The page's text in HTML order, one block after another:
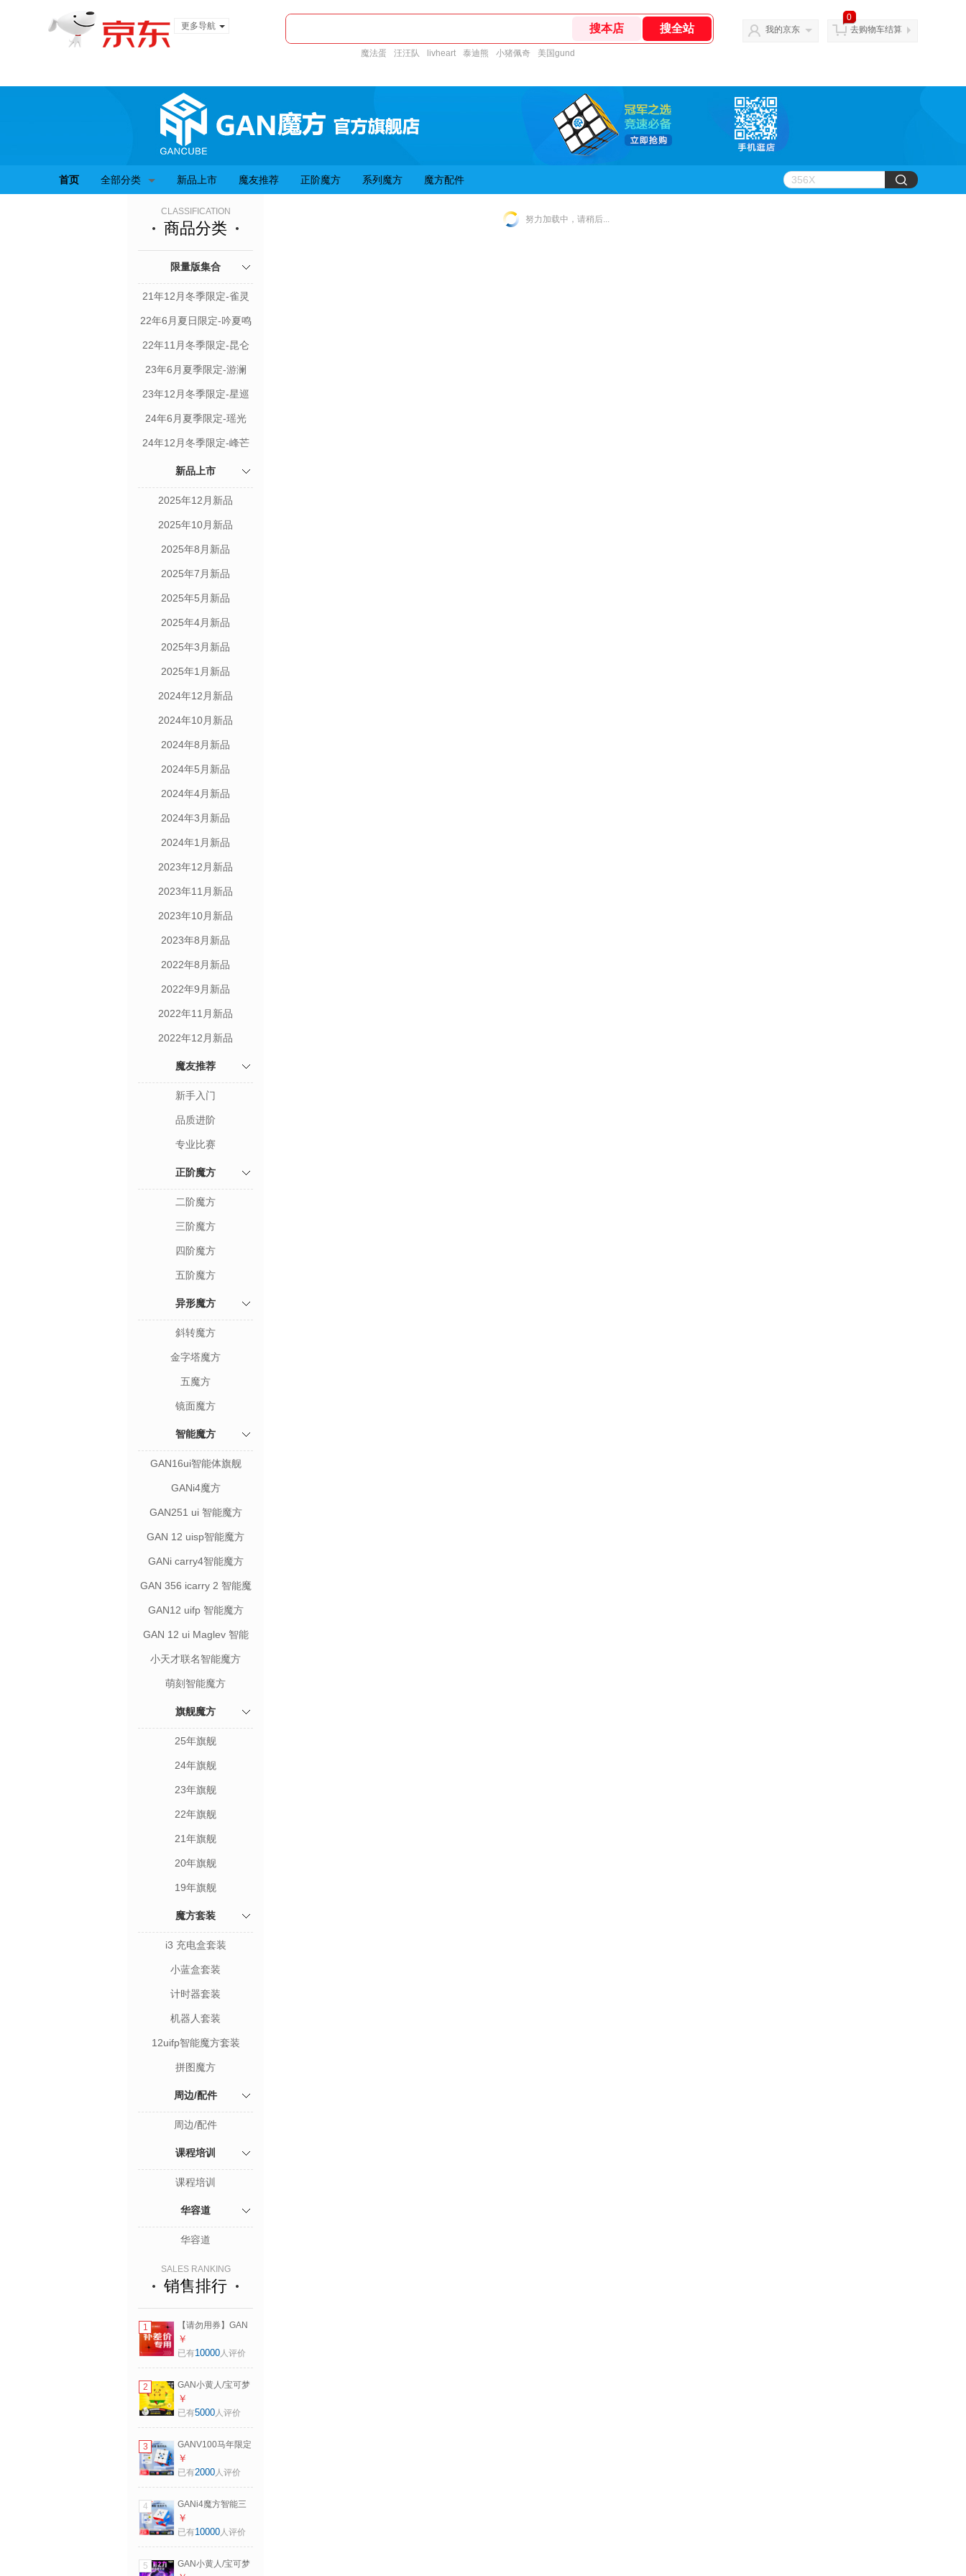
更多导航
魔法蛋 汪汪队 livheart 泰迪熊 小猪佩奇 美国gund
我的京东
0
去购物车结算
首页 全部分类 新品上市 魔友推荐 正阶魔方 系列魔方 魔方配件
CLASSIFICATION
商品分类
限量版集合
21年12月冬季限定-雀灵
22年6月夏日限定-吟夏鸣
夏
22年11月冬季限定-昆仑
23年6月夏季限定-游澜
23年12月冬季限定-星巡
24年6月夏季限定-瑶光
24年12月冬季限定-峰芒
新品上市
2025年12月新品
2025年10月新品
2025年8月新品
2025年7月新品
2025年5月新品
2025年4月新品
2025年3月新品
2025年1月新品
2024年12月新品
2024年10月新品
2024年8月新品
2024年5月新品
2024年4月新品
2024年3月新品
2024年1月新品
2023年12月新品
2023年11月新品
2023年10月新品
2023年8月新品
2022年8月新品
2022年9月新品
2022年11月新品
2022年12月新品
魔友推荐
新手入门
品质进阶
专业比赛
正阶魔方
二阶魔方
三阶魔方
四阶魔方
五阶魔方
异形魔方
斜转魔方
金字塔魔方
五魔方
镜面魔方
智能魔方
GAN16ui智能体旗舰
GANi4魔方
GAN251 ui 智能魔方
GAN 12 uisp智能魔方
GANi carry4智能魔方
GAN 356 icarry 2 智能魔
GAN12 uifp 智能魔方
GAN 12 ui Maglev 智能
小天才联名智能魔方
萌刻智能魔方
旗舰魔方
25年旗舰
24年旗舰
23年旗舰
22年旗舰
21年旗舰
20年旗舰
19年旗舰
魔方套装
i3 充电盒套装
小蓝盒套装
计时器套装
机器人套装
12uifp智能魔方套装
拼图魔方
周边/配件
周边/配件
课程培训
课程培训
华容道
华容道
SALES RANKING
销售排行
1
【请勿用券】GAN
魔方差价链接顺丰
差价 邮费 差价
￥
已有10000人评价
2
GAN小黄人/宝可梦
皮卡丘耿鬼磁力三
阶魔方益智解压玩
Swift 3X3 Cube 皮
卡丘款魔方
￥
已有5000人评价
3
GANV100马年限定
新一代磁悬浮磁力
三阶魔方益智解压
GAN V100
Maglev_UV版|新一
代手感
￥
已有2000人评价
4
GANi4魔方智能三
阶AI早教玩具益智
解压磁力线上儿童
Maglev_UV版|双磁
￥
已有10000人评价
5
GAN小黄人/宝可梦
努力加载中，请稍后...